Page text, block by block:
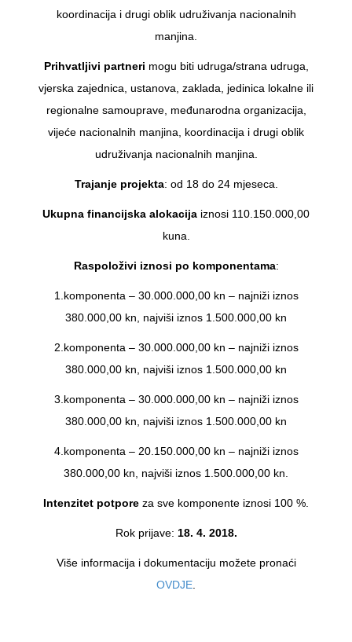
koordinacija i drugi oblik udruživanja nacionalnih
manjina.
Prihvatljivi partneri mogu biti udruga/strana udruga,
vjerska zajednica, ustanova, zaklada, jedinica lokalne ili
regionalne samouprave, međunarodna organizacija,
vijeće nacionalnih manjina, koordinacija i drugi oblik
udruživanja nacionalnih manjina.
Trajanje projekta: od 18 do 24 mjeseca.
Ukupna financijska alokacija iznosi 110.150.000,00
kuna.
Raspoloživi iznosi po komponentama:
1.komponenta – 30.000.000,00 kn – najniži iznos
380.000,00 kn, najviši iznos 1.500.000,00 kn
2.komponenta – 30.000.000,00 kn – najniži iznos
380.000,00 kn, najviši iznos 1.500.000,00 kn
3.komponenta – 30.000.000,00 kn – najniži iznos
380.000,00 kn, najviši iznos 1.500.000,00 kn
4.komponenta – 20.150.000,00 kn – najniži iznos
380.000,00 kn, najviši iznos 1.500.000,00 kn.
Intenzitet potpore za sve komponente iznosi 100 %.
Rok prijave: 18. 4. 2018.
Više informacija i dokumentaciju možete pronaći
OVDJE.